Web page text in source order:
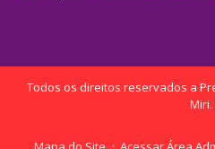
Todos os direitos reservados a
Miri.